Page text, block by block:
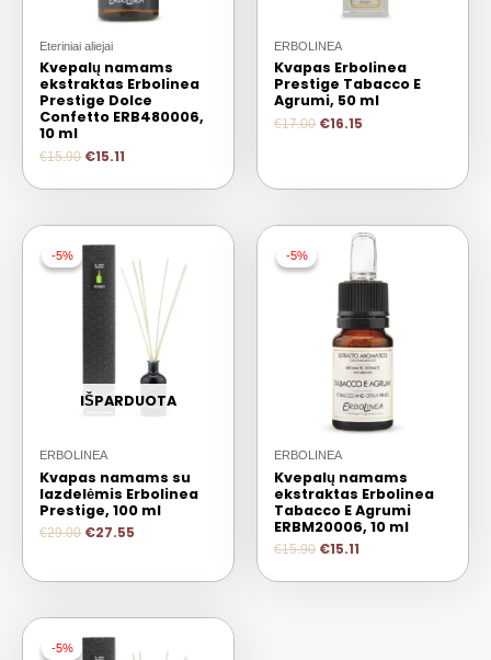
Eteriniai aliejai
Kvepalų namams
ekstraktas Erbolinea
Prestige Dolce
Confetto ERB480006,
10 ml
€15.90 €15.11
ERBOLINEA
Kvapas Erbolinea
Prestige Tabacco E
Agrumi, 50 ml
€17.00 €16.15
-5%
IŠPARDUOTA
-5%
ERBOLINEA
Kvapas namams su
lazdelėmis Erbolinea
Prestige, 100 ml
€29.00 €27.55
-5%
-5%
ERBOLINEA
Kvepalų namams
ekstraktas Erbolinea
Tabacco E Agrumi
ERBM20006, 10 ml
€15.90 €15.11
-5%
-5%